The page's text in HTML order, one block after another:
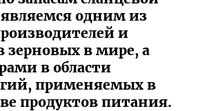
одним из
и
зерновых в мире, а
в области
применяемых в
продуктов питания.